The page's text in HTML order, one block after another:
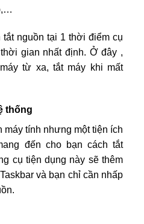
tắt nguồn tại 1 thời điểm cụ
gian nhất định. Ở đây ,
từ xa, tắt máy khi mất
thống
máy tính nhưng một tiện ích
đến cho bạn cách tắt
cụ tiện dụng này sẽ thêm
và bạn chỉ cần nhấp